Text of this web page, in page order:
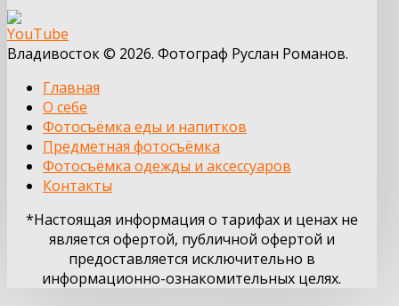
Владивосток © 2026. Фотограф Руслан Романов.
Главная
О себе
Фотосъёмка еды и напитков
Предметная фотосъёмка
Фотосъёмка одежды и аксессуаров
Контакты
*Настоящая информация о тарифах и ценах не
является офертой, публичной офертой и
предоставляется исключительно в
информационно-ознакомительных целях.